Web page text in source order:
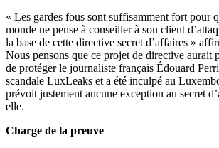
« Les gardes fous sont suffisamment fort pour
monde ne pense à conseiller à son client
la base de cette directive secret d’affaires »
Nous pensons que ce projet de directive aurait
de protéger le journaliste français Édouard
scandale LuxLeaks et a été inculpé au
prévoit justement aucune exception au secret
elle.
Charge de la preuve